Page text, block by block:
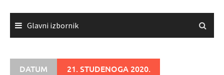
Glavni izbornik
DATUM 21. STUDENOGA 2020.